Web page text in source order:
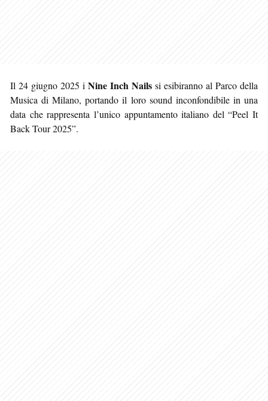
Il 24 giugno 2025 i Nine Inch Nails si esibiranno al Parco della
Musica di Milano, portando il loro sound inconfondibile in una
data che rappresenta l’unico appuntamento italiano del “Peel It
Back Tour 2025”.